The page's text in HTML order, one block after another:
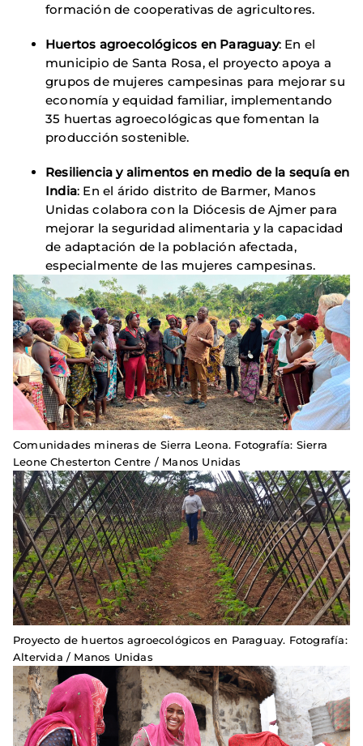
formación de cooperativas de agricultores.
Huertos agroecológicos en Paraguay: En el
municipio de Santa Rosa, el proyecto apoya a
grupos de mujeres campesinas para mejorar su
economía y equidad familiar, implementando
35 huertas agroecológicas que fomentan la
producción sostenible.
Resiliencia y alimentos en medio de la sequía en
India: En el árido distrito de Barmer, Manos
Unidas colabora con la Diócesis de Ajmer para
mejorar la seguridad alimentaria y la capacidad
de adaptación de la población afectada,
especialmente de las mujeres campesinas.
Comunidades mineras de Sierra Leona. Fotografía: Sierra
Leone Chesterton Centre / Manos Unidas
Proyecto de huertos agroecológicos en Paraguay. Fotografía:
Altervida / Manos Unidas